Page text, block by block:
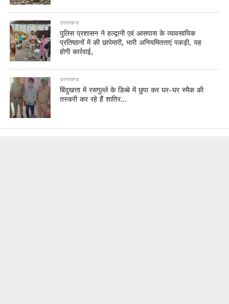
उत्तराखण्ड
पुलिस प्रशासन ने हल्द्वानी एवं आसपास के व्यावसायिक
प्रतिष्ठानों में की छापेमारी, भारी अनियमितताएं पकड़ी, यह
होगी कार्रवाई,
उत्तराखण्ड
बिंदुखत्ता में रसगुल्ले के डिब्बे में छुपा कर घर-घर स्मैक की
तस्करी कर रहे हैं शातिर…